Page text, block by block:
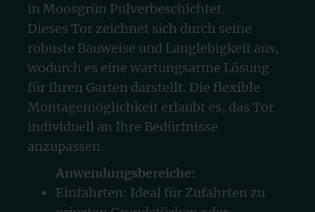
in Moosgrün Pulverbeschichtet.
Dieses Tor zeichnet sich durch seine
robuste Bauweise und Langlebigkeit aus,
wodurch es eine wartungsarme Lösung
für Ihren Garten darstellt. Die flexible
Montagemöglichkeit erlaubt es, das Tor
individuell an Ihre Bedürfnisse
anzupassen.
Anwendungsbereiche:
Einfahrten: Ideal für Zufahrten zu